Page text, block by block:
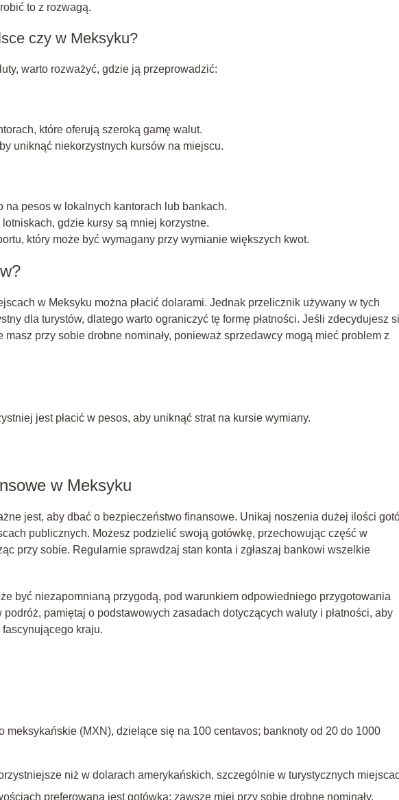
to z rozwagą.
czy w Meksyku?
warto rozważyć, gdzie ją przeprowadzić:
które oferują szeroką gamę walut.
uniknąć niekorzystnych kursów na miejscu.
na pesos w lokalnych kantorach lub bankach.
gdzie kursy są mniej korzystne.
który może być wymagany przy wymianie większych kwot.
w Meksyku można płacić dolarami. Jednak przelicznik używany w tych
dla turystów, dlatego warto ograniczyć tę formę płatności. Jeśli zdecydujesz
masz przy sobie drobne nominały, ponieważ sprzedawcy mogą mieć problem z
jest płacić w pesos, aby uniknąć strat na kursie wymiany.
w Meksyku
jest, aby dbać o bezpieczeństwo finansowe. Unikaj noszenia dużej ilości
publicznych. Możesz podzielić swoją gotówkę, przechowując część w
przy sobie. Regularnie sprawdzaj stan konta i zgłaszaj bankowi wszelkie
być niezapomnianą przygodą, pod warunkiem odpowiedniego przygotowania
pamiętaj o podstawowych zasadach dotyczących waluty i płatności, aby
kraju.
meksykańskie (MXN), dzielące się na 100 centavos; banknoty od 20 do 1000
niż w dolarach amerykańskich, szczególnie w turystycznych
preferowana jest gotówka; zawsze miej przy sobie drobne nominały.